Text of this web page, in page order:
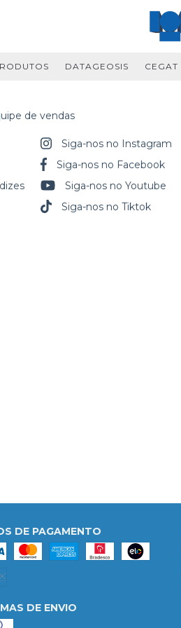
DATAGEOSIS CEGAT
de vendas
Siga-nos no Instagram
Siga-nos no Facebook
Siga-nos no Youtube
Siga-nos no Tiktok
DE PAGAMENTO
DE ENVIO